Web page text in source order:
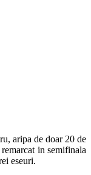
aripa de doar 20 de
in semifinala
eseuri.